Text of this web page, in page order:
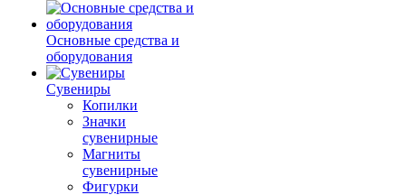
Основные средства и
оборудования
Сувениры
Копилки
Значки
сувенирные
Магниты
сувенирные
Фигурки